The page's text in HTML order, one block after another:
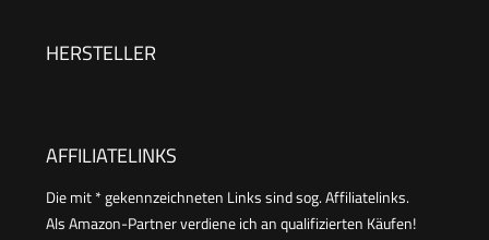
HERSTELLER
AFFILIATELINKS
Die mit * gekennzeichneten Links sind sog. Affiliatelinks.
Als Amazon-Partner verdiene ich an qualifizierten Käufen!